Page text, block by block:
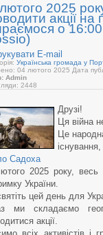
2025
акції на
о
E-mail
Українська громада у
04 лютого 2025 Дата
Admin
2448
Друзі!
Ця війна
Це
Садоха
2025 року, весь
України.
цей день для
ми складаємо
акції.